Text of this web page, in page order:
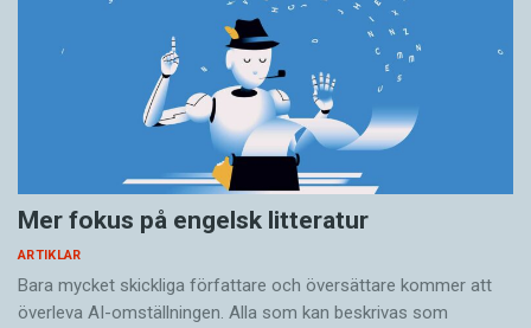
Mer fokus på engelsk litteratur
ARTIKLAR
Bara mycket skickliga författare och översättare ­kommer att
överleva AI-omställningen. Alla som kan beskrivas som